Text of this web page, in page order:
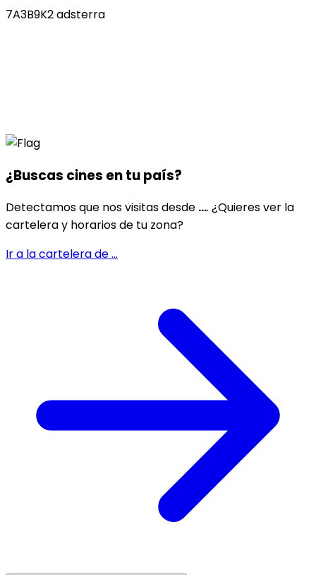
7A3B9K2 adsterra
¿Buscas cines entu país?
Detectamos que nos visitas desde .... ¿Quieres ver la
cartelera y horarios de tu zona?
Ir a la cartelera de...